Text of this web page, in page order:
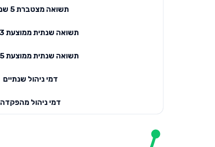
תשואה מצטברת 5 שנים
תשואה שנתית ממוצעת 3 שנים
תשואה שנתית ממוצעת 5 שנים
דמי ניהול שנתיים
דמי ניהול מהפקדה